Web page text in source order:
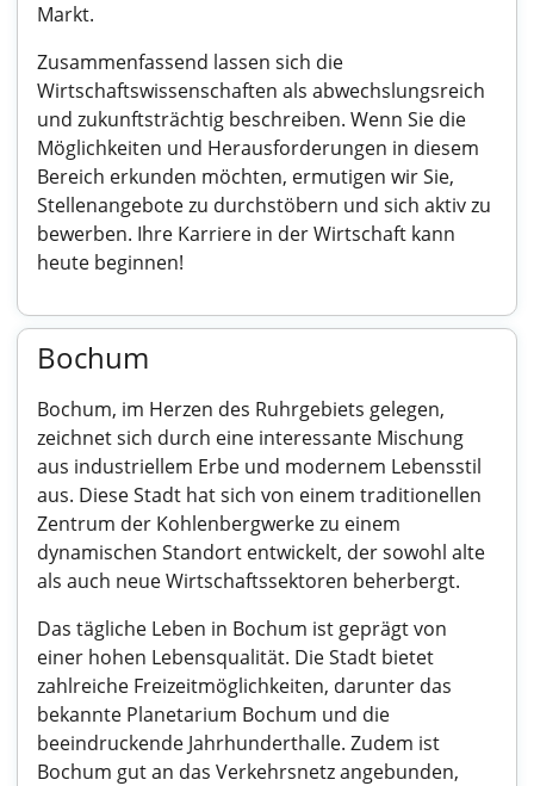
Markt.
Zusammenfassend lassen sich die
Wirtschaftswissenschaften als abwechslungsreich
und zukunftsträchtig beschreiben. Wenn Sie die
Möglichkeiten und Herausforderungen in diesem
Bereich erkunden möchten, ermutigen wir Sie,
Stellenangebote zu durchstöbern und sich aktiv zu
bewerben. Ihre Karriere in der Wirtschaft kann
heute beginnen!
Bochum
Bochum, im Herzen des Ruhrgebiets gelegen,
zeichnet sich durch eine interessante Mischung
aus industriellem Erbe und modernem Lebensstil
aus. Diese Stadt hat sich von einem traditionellen
Zentrum der Kohlenbergwerke zu einem
dynamischen Standort entwickelt, der sowohl alte
als auch neue Wirtschaftssektoren beherbergt.
Das tägliche Leben in Bochum ist geprägt von
einer hohen Lebensqualität. Die Stadt bietet
zahlreiche Freizeitmöglichkeiten, darunter das
bekannte Planetarium Bochum und die
beeindruckende Jahrhunderthalle. Zudem ist
Bochum gut an das Verkehrsnetz angebunden,